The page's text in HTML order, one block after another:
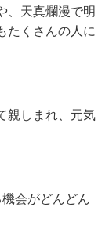
、天真爛漫で明
たくさんの人に
親しまれ、元気
会がどんどん